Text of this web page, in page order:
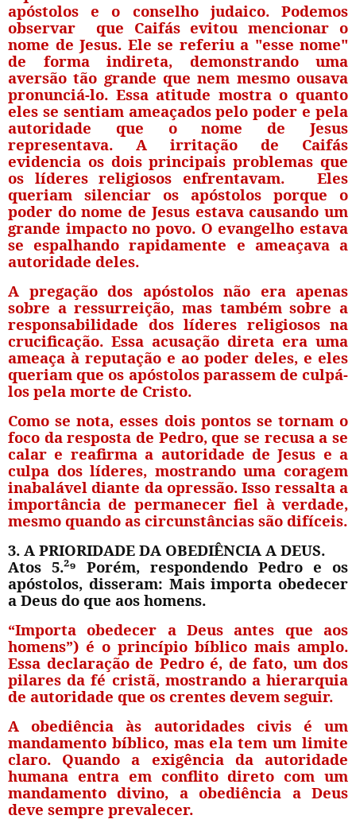
apóstolos e o conselho judaico. Podemos
observar que Caifás evitou mencionar o
nome de Jesus. Ele se referiu a "esse nome"
de forma indireta, demonstrando uma
aversão tão grande que nem mesmo ousava
pronunciá-lo. Essa atitude mostra o quanto
eles se sentiam ameaçados pelo poder e pela
autoridade que o nome de Jesus
representava. A irritação de Caifás
evidencia os dois principais problemas que
os líderes religiosos enfrentavam.
Eles
queriam silenciar os apóstolos porque o
poder do nome de Jesus estava causando um
grande impacto no povo. O evangelho estava
se espalhando rapidamente e ameaçava a
autoridade deles.
A pregação dos apóstolos não era apenas
sobre a ressurreição, mas também sobre a
responsabilidade dos líderes religiosos na
crucificação. Essa acusação direta era uma
ameaça à reputação e ao poder deles, e eles
queriam que os apóstolos parassem de culpá-
los pela morte de Cristo.
Como se nota, esses dois pontos se tornam o
foco da resposta de Pedro, que se recusa a se
calar e reafirma a autoridade de Jesus e a
culpa dos líderes, mostrando uma coragem
inabalável diante da opressão. Isso ressalta a
importância de permanecer fiel à verdade,
mesmo quando as circunstâncias são difíceis.
3. A PRIORIDADE DA OBEDIÊNCIA A DEUS.
Atos 5.²⁹ Porém, respondendo Pedro e os
apóstolos, disseram: Mais importa obedecer
a Deus do que aos homens.
“Importa obedecer a Deus antes que aos
homens”) é o princípio bíblico mais amplo.
Essa declaração de Pedro é, de fato, um dos
pilares da fé cristã, mostrando a hierarquia
de autoridade que os crentes devem seguir.
A obediência às autoridades civis é um
mandamento bíblico, mas ela tem um limite
claro. Quando a exigência da autoridade
humana entra em conflito direto com um
mandamento divino, a obediência a Deus
deve sempre prevalecer.